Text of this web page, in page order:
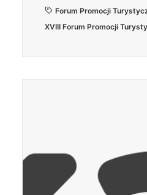
Forum Promocji
XVIII Forum Promocji